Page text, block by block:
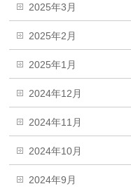
2025年3月
2025年2月
2025年1月
2024年12月
2024年11月
2024年10月
2024年9月